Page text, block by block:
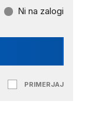
Ni na zalogi
PRIMERJAJ